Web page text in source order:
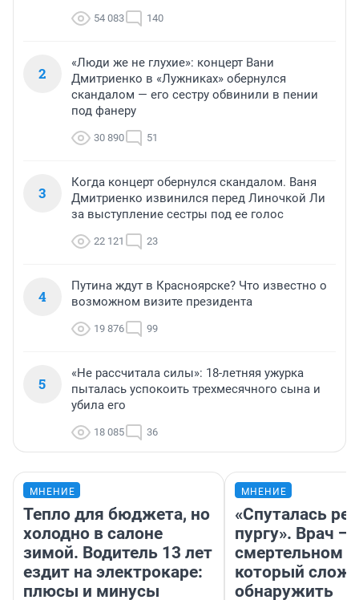
54 083 140
2
«Люди же не глухие»: концерт Вани
Дмитриенко в «Лужниках» обернулся
скандалом — его сестру обвинили в пении
под фанеру
30 890 51
3
Когда концерт обернулся скандалом. Ваня
Дмитриенко извинился перед Линочкой Ли
за выступление сестры под ее голос
22 121 23
4
Путина ждут в Красноярске? Что известно о
возможном визите президента
19 876 99
5
«Не рассчитала силы»: 18-летняя ужурка
пыталась успокоить трехмесячного сына и
убила его
18 085 36
МНЕНИЕ
Тепло для бюджета, но
холодно в салоне
зимой. Водитель 13 лет
ездит на электрокаре:
плюсы и минусы
МНЕНИЕ
«Спуталась
пургу». Врач —
смертельном
который
обнаружить